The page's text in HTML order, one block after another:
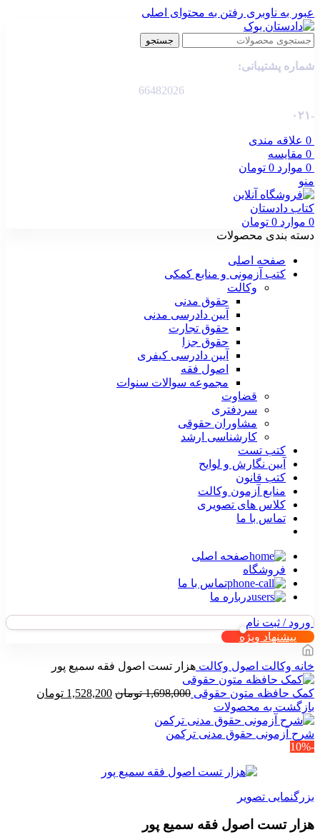
عبور به ناوبری رفتن به محتوای اصلی
جستجو
شماره پشتیبانی:
66482026
-۰۲۱
0 علاقه مندی
0 مقایسه
0 موارد 0 تومان
منو
0 موارد 0 تومان
دسته بندی محصولات
صفحه اصلی
کتب آزمونی و منابع کمکی
وکالت
حقوق مدنی
آیین دادرسی مدنی
حقوق تجارت
حقوق جزا
آیین دادرسی کیفری
اصول فقه
مجموعه سوالات سنوات
قضاوت
سردفتری
مشاوران حقوقی
کارشناسی ارشد
کتب تست
آیین نگارش و لوایح
کتب قانون
منابع آزمون وکالت
کلاس های تصویری
تماس با ما
صفحه اصلی
فروشگاه
تماس با ما
درباره ما
ورود / ثبت نام
پیشنهاد ویژه
خانه وکالت اصول وکالت هزار تست اصول فقه سمیع پور
کمک حافظه متون حقوقی 1,698,000 تومان قیمت
1,528,200 تومان
بازگشت به محصولات
شرح آزمونی حقوق مدنی ترکمن
-10%
بزرگنمایی تصویر
هزار تست اصول فقه سمیع پور